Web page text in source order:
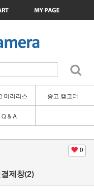
미러리스 중고 캠코더
Q & A
0
제창(2)